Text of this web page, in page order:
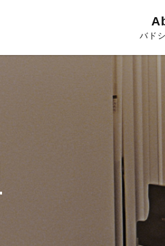
バド